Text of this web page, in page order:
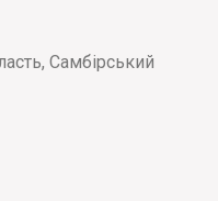
Самбірський